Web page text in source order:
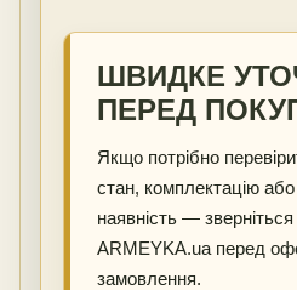
ШВИДКЕ
ПЕРЕД
Якщо потрібно
стан, комплектацію
наявність —
ARMEYKA.ua перед
замовлення.